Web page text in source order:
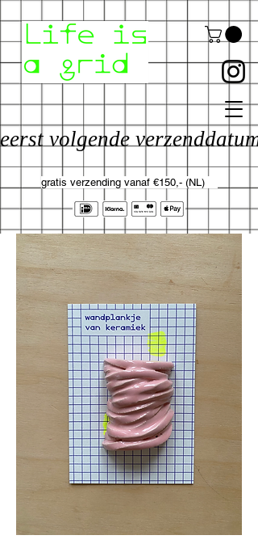
eerst volgende
gratis verzending vanaf €150,- (NL)